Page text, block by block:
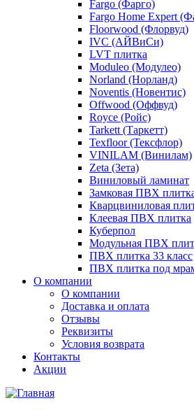
Fargo (Фарго)
Fargo Home Expert
Floorwood (Флорвуд)
IVC (АЙВиСи)
LVT плитка
Moduleo (Модулео)
Norland (Норланд)
Noventis (Новентис)
Offwood (Оффвуд)
Royce (Ройс)
Tarkett (Таркетт)
Texfloor (Тексфлор)
VINILAM (Винилам)
Zeta (Зета)
Виниловый ламинат
Замковая ПВХ
Кварцвиниловая
Клеевая ПВХ плитка
Куберпол
Модульная ПВХ
ПВХ плитка 33 класс
ПВХ плитка под
О компании
О компании
Доставка и оплата
Отзывы
Реквизиты
Условия возврата
Контакты
Акции